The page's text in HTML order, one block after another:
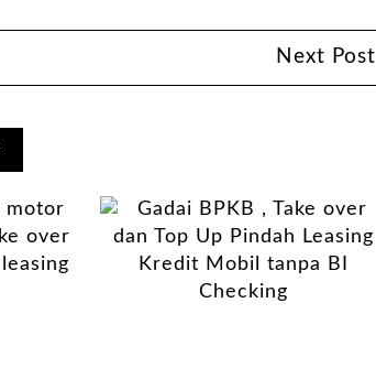
Next Post